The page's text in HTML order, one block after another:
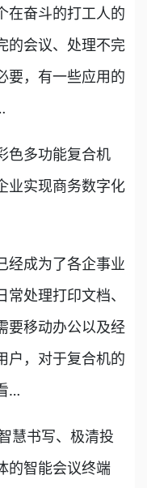
在奋斗的打工人的
的会议、处理不完
要，有一些应用的
多功能复合机
业实现商务数字化
成为了各企事业
处理打印文档、
要移动办公以及经
户，对于复合机的
…
书写、极清投
的智能会议终端